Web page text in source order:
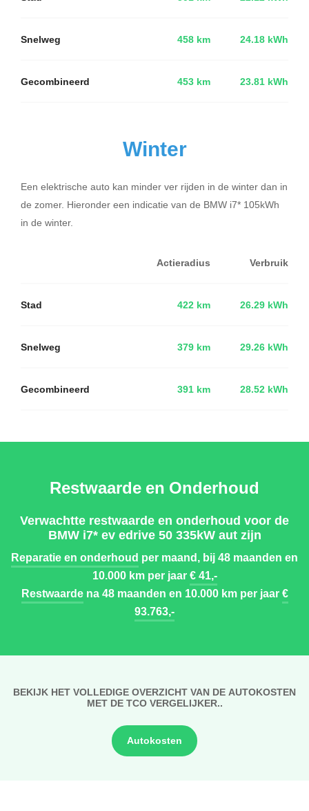
Snelweg 458 km 24.18 kWh
Gecombineerd 453 km 23.81 kWh
Winter
Een elektrische auto kan minder ver rijden in de winter dan in
de zomer. Hieronder een indicatie van de BMW i7* 105kWh
in de winter.
Actieradius Verbruik
Stad 422 km 26.29 kWh
Snelweg 379 km 29.26 kWh
Gecombineerd 391 km 28.52 kWh
Restwaarde en Onderhoud
Verwachtte restwaarde en onderhoud voor de
BMW i7* ev edrive 50 335kW aut zijn
Reparatie en onderhoud per maand, bij 48 maanden en
10.000 km per jaar€ 41,-
Restwaardena 48 maanden en 10.000 km per jaar€
93.763,-
BEKIJK HET VOLLEDIGE OVERZICHT VAN DE AUTOKOSTEN
MET DE TCO VERGELIJKER..
Autokosten